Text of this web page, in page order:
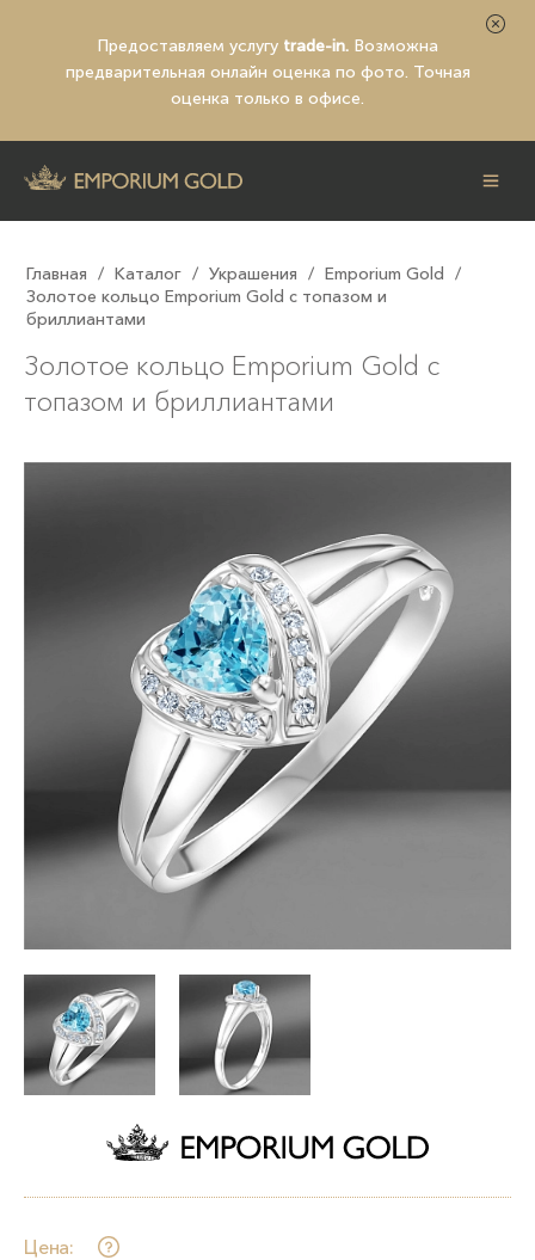
Предоставляем услугу trade-in. Возможна
предварительная онлайн оценка по фото. Точная
оценка только в офисе.
Главная / Каталог / Украшения / Emporium Gold /
Золотое кольцо Emporium Gold с топазом и
бриллиантами
Золотое кольцо Emporium Gold с
топазом и бриллиантами
Цена: